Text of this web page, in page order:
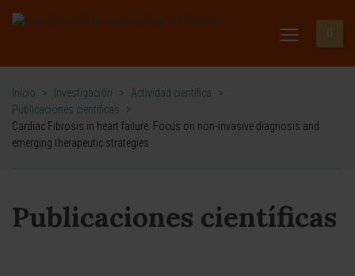
Inicio > Investigación > Actividad científica
>
Publicaciones científicas
>
Cardiac Fibrosis in heart failure: Focus on non-invasive diagnosis and
emerging therapeutic strategies
Publicaciones científicas